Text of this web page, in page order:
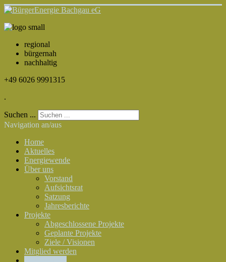
regional
bürgernah
nachhaltig
+49 6026 9991315
.
Suchen ...
Navigation an/aus
Home
Aktuelles
Energiewende
Über uns
Vorstand
Aufsichtsrat
Satzung
Jahresberichte
Projekte
Abgeschlossene Projekte
Geplante Projekte
Ziele / Visionen
Mitglied werden